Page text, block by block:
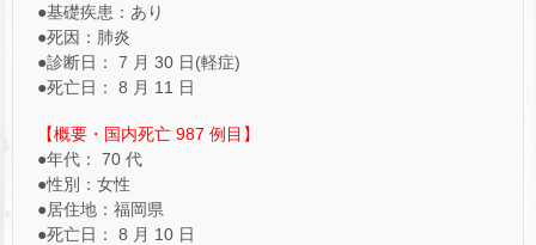
●基礎疾患：あり
●死因：肺炎
●診断日： 7 月 30 日(軽症)
●死亡日： 8 月 11 日
【概要・国内死亡 987 例目】
●年代： 70 代
●性別：女性
●居住地：福岡県
●死亡日： 8 月 10 日